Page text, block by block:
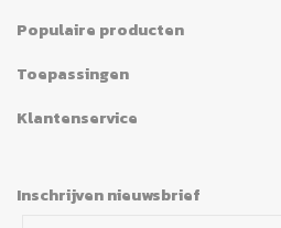
Populaire producten
Toepassingen
Klantenservice
Inschrijven nieuwsbrief